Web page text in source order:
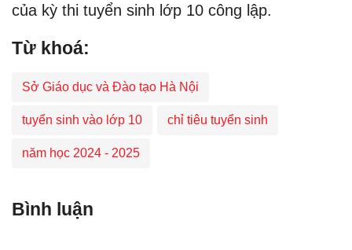
của kỳ thi tuyển sinh lớp 10 công lập.
Từ khoá:
Sở Giáo dục và Đào tạo Hà Nội
tuyển sinh vào lớp 10 chỉ tiêu tuyển sinh
năm học 2024 - 2025
Bình luận